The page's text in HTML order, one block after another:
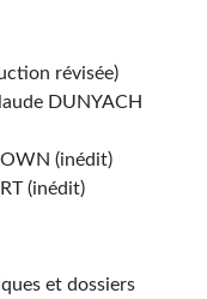
révisée)
DUNYACH
(inédit)
(inédit)
et dossiers